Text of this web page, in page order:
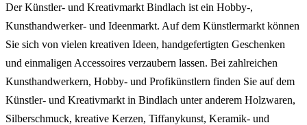
Der Künstler- und Kreativmarkt Bindlach ist ein Hobby-,
Kunsthandwerker- und Ideenmarkt. Auf dem Künstlermarkt können
Sie sich von vielen kreativen Ideen, handgefertigten Geschenken
und einmaligen Accessoires verzaubern lassen. Bei zahlreichen
Kunsthandwerkern, Hobby- und Profikünstlern finden Sie auf dem
Künstler- und Kreativmarkt in Bindlach unter anderem Holzwaren,
Silberschmuck, kreative Kerzen, Tiffanykunst, Keramik- und